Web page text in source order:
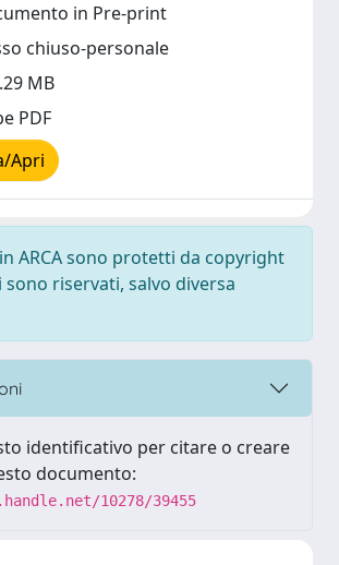
in Pre-print
chiuso-personale
MB
PDF
Apri
ARCA sono protetti da copyright
riservati, salvo diversa
identificativo per citare o creare
documento:
10278/39455